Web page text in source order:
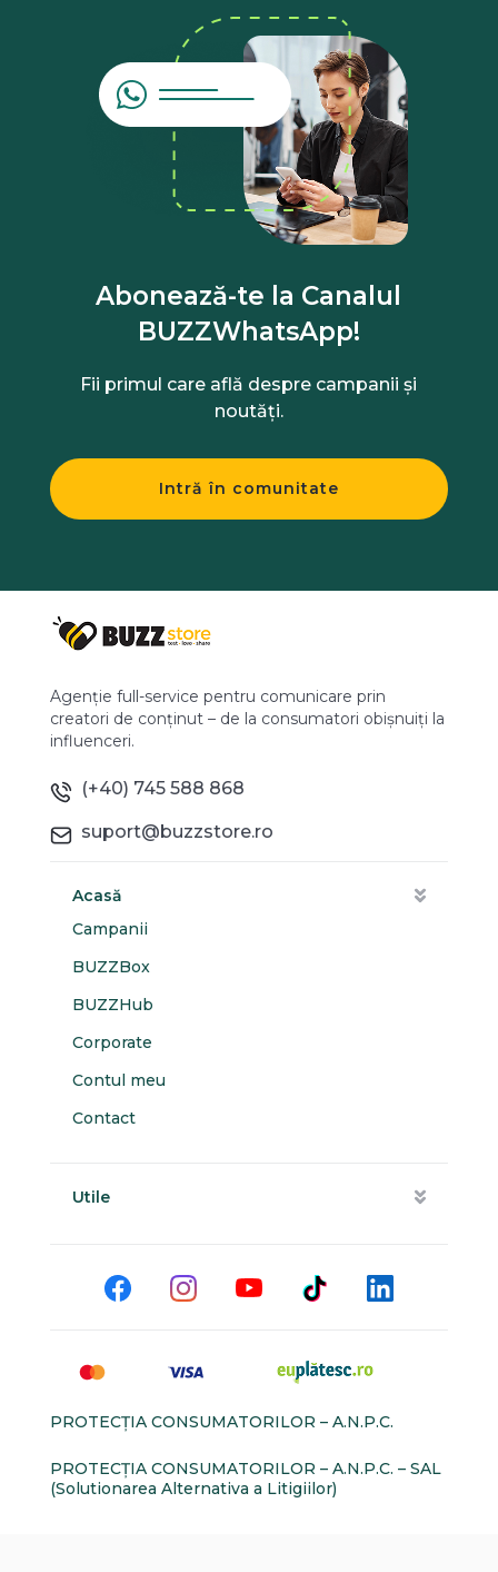
Abonează-te la Canalul
BUZZWhatsApp!
Fii primul care află despre campanii și
noutăți.
Intră în comunitate
Agenție full-service pentru comunicare prin
creatori de conținut – de la consumatori obișnuiți la
influenceri.
(+40) 745 588 868
suport@buzzstore.ro
Acasă
Campanii
BUZZBox
BUZZHub
Corporate
Contul meu
Contact
Utile
PROTECŢIA CONSUMATORILOR – A.N.P.C.
PROTECŢIA CONSUMATORILOR – A.N.P.C. – SAL
(Solutionarea Alternativa a Litigiilor)